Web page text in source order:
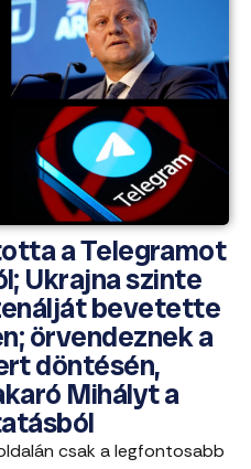
a Telegramot
Ukrajna szinte
bevetette
örvendeznek a
döntésén,
Mihályt a
csak a legfontosabb